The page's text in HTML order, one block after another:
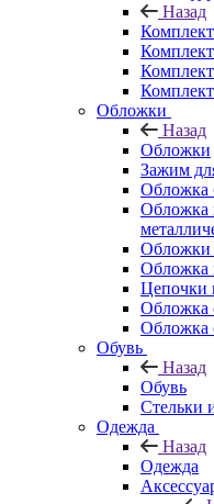
Назад
Обложки
Назад
Обложки
Зажим
Обложка
Обложка
Обложки
Обложка
Цепочки
Обложка
Обложка
Обувь
Назад
Обувь
Стельки
Одежда
Назад
Одежда